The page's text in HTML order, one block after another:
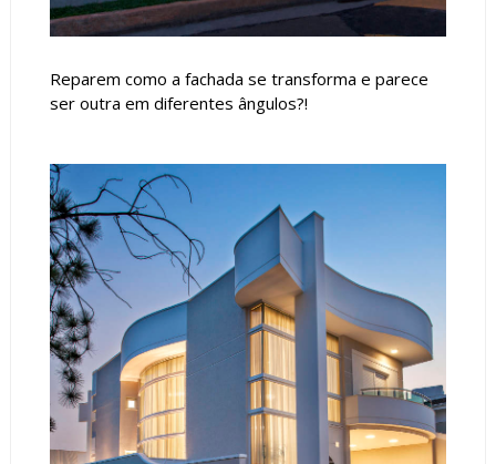
Reparem como a fachada se transforma e parece
ser outra em diferentes ângulos?!